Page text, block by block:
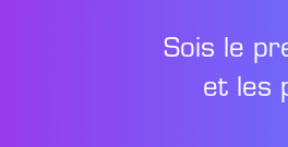
Sois le
et les